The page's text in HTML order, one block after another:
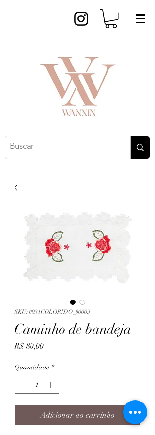
SKU: 0031COLORIDO_00009
Caminho de bandeja
R$ 80,00Preço
Quantidade *
Adicionar ao carrinho